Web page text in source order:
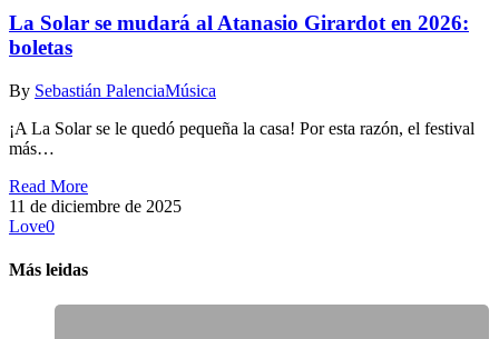
La Solar se mudará al Atanasio Girardot en 2026:
boletas
By Sebastián PalenciaMúsica
¡A La Solar se le quedó pequeña la casa! Por esta razón, el festival
más…
Read More
11 de diciembre de 2025
Love0
Más leidas